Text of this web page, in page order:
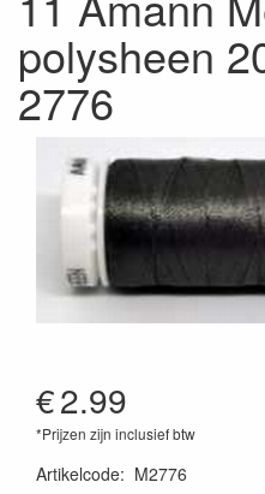
polysheen
2776
€2.99
*Prijzen zijn inclusief btw
Artikelcode: M2776